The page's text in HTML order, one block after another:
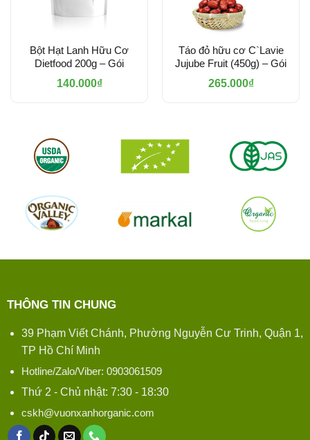
Bột Hạt Lanh Hữu Cơ
Dietfood 200g – Gói
140.000₫
Táo đỏ hữu cơ C`Lavie
Jujube Fruit (450g) – Gói
265.000₫
THÔNG TIN CHUNG
39 Phạm Viết Chánh, Phường Nguyễn Cư Trinh, Quận 1,
TP Hồ Chí Minh
Hotline/Zalo/Viber: 0903061509
Thứ 2 - Chủ nhật: 7:30 - 18:30
cskh@vuonxanhorganic.com